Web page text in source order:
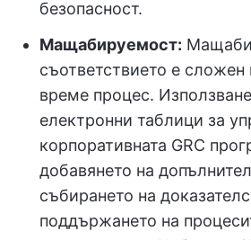
безопасност.
Мащабируемост:
съответствието е
време процес.
електронни таблици за
корпоративната GRC
добавянето на
събирането на
поддържането на